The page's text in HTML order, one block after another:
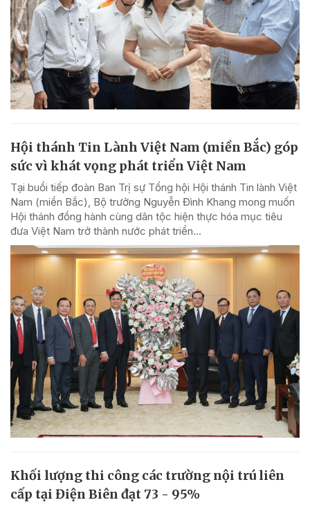
Hội thánh Tin Lành Việt Nam (miền Bắc) góp
sức vì khát vọng phát triển Việt Nam
Tại buổi tiếp đoàn Ban Trị sự Tổng hội Hội thánh Tin lành Việt
Nam (miền Bắc), Bộ trưởng Nguyễn Đình Khang mong muốn
Hội thánh đồng hành cùng dân tộc hiện thực hóa mục tiêu
đưa Việt Nam trở thành nước phát triển...
Khối lượng thi công các trường nội trú liên
cấp tại Điện Biên đạt 73 - 95%